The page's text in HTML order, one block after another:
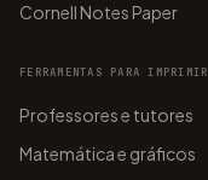
Cornell Notes Paper
FERRAMENTAS PARA IMPRIMIR
Professores e tutores
Matemática e gráficos